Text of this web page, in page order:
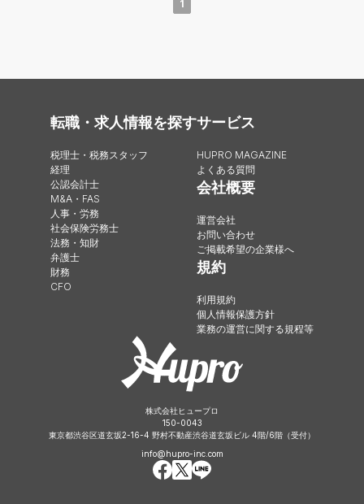
1
転職・求人情報を探す
税理士・税務スタッフ
経理
公認会計士
M&A・FAS
人事・労務
社会保険労務士
法務・知財
弁護士
財務
CFO
サービス
HUPRO MAGAZINE
よくある質問
会社概要
運営会社
お問い合わせ
ご掲載希望の企業様へ
規約
利用規約
個人情報保護方針
業務の運営に関する規程等
株式会社ヒュープロ
150-0043
東京都渋谷区道玄坂2-16-4 野村不動産渋谷道玄坂ビル 4階/6階（受付）
info@hupro-inc.com